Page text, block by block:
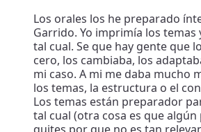
Los orales los he preparado
Garrido. Yo imprimía los temas
tal cual. Se que hay gente que
cero, los cambiaba, los
mi caso. A mi me daba mucho
los temas, la estructura o el
Los temas están preparador
tal cual (otra cosa es que